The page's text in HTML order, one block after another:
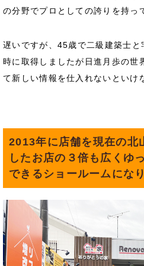
の分野でプロとしての誇りを持っ
遅いですが、45歳で二級建築士と
時に取得しましたが日進月歩の世
て新しい情報を仕入れないといけ
2013年に店舗を現在の北
したお店の３倍も広くゆ
できるショールームにな